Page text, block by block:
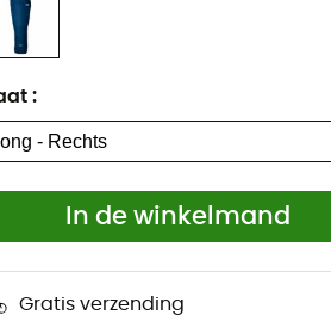
:
In de winkelmand
Gratis verzending